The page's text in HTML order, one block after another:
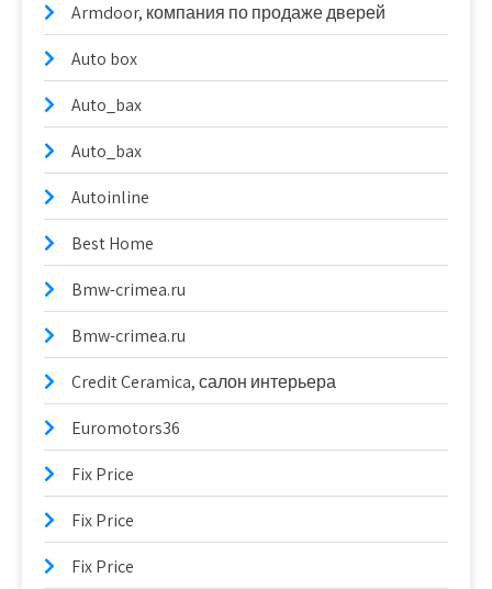
Armdoor, компания по продаже дверей
Auto box
Auto_bax
Auto_bax
Autoinline
Best Home
Bmw-crimea.ru
Bmw-crimea.ru
Credit Ceramica, салон интерьера
Euromotors36
Fix Price
Fix Price
Fix Price